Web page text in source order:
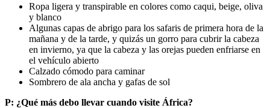
Ropa ligera y transpirable en colores como caqui, beige, oliva
y blanco
Algunas capas de abrigo para los safaris de primera hora de la
mañana y de la tarde, y quizás un gorro para cubrir la cabeza
en invierno, ya que la cabeza y las orejas pueden enfriarse en
el vehículo abierto
Calzado cómodo para caminar
Sombrero de ala ancha y gafas de sol
P: ¿Qué más debo llevar cuando visite África?